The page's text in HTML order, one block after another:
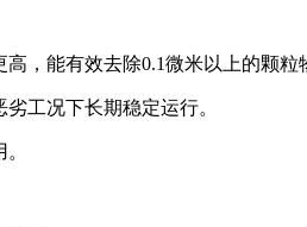
，能有效去除0.1微米以上的颗粒
工况下长期稳定运行。